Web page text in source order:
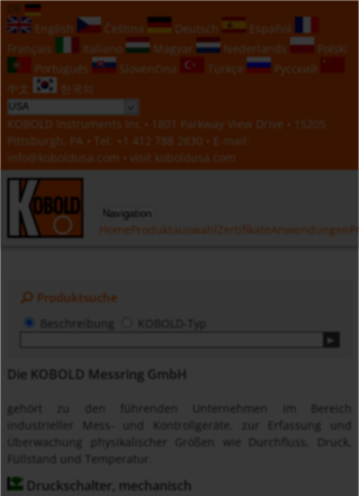
English
Čeština Deutsch
Español
Français
Italiano Magyar Nederlands
Polski
Português
Slovenčina Türkçe
Русский
中文
한국의
KOBOLD Instruments Inc • 1801 Parkway View Drive • 15205
Pittsburgh, PA • Tel:
+1 412 788 2830 • E-mail:
info@koboldusa.com • visit koboldusa.com
Navigation
HomeProduktauswahl ZertifikateAnwendungen
Produktsuche
KOBOLD-Typ
Die KOBOLD Messring GmbH
gehört zu den führenden Unternehmen im Bereich
industrieller Mess- und Kontrollgeräte, zur Erfassung und
Überwachung physikalischer Größen wie Durchfluss, Druck,
Druckschalter, mechanisch